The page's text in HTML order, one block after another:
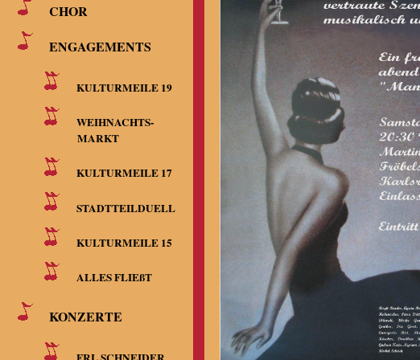
CHOR
ENGAGEMENTS
KULTURMEILE 19
WEIHNACHTS-
MARKT
KULTURMEILE 17
STADTTEILDUELL
KULTURMEILE 15
ALLES FLIEßT
KONZERTE